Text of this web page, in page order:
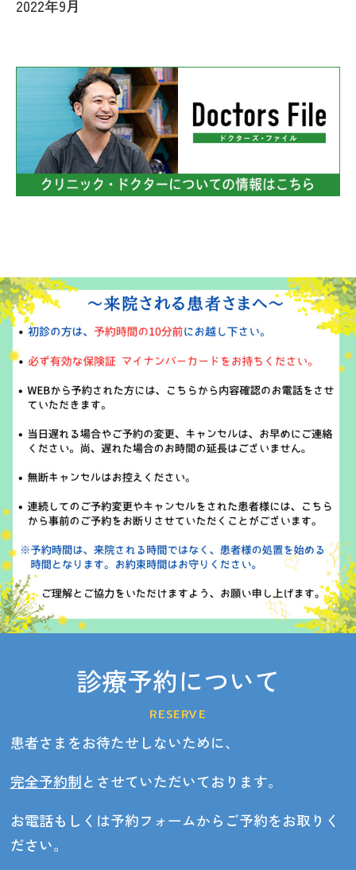
2022年9月
診療予約について
RESERVE
患者さまをお待たせしないために、
完全予約制とさせていただいております。
お電話もしくは予約フォームからご予約をお取りく
ださい。